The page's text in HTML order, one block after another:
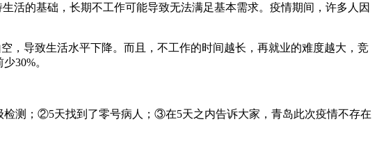
活的基础，长期不工作可能导致无法满足基本需求。疫情期间，许多人因
，导致生活水平下降。而且，不工作的时间越长，再就业的难度越大，竞
30%。
测；②5天找到了零号病人；③在5天之内告诉大家，青岛此次疫情不存在